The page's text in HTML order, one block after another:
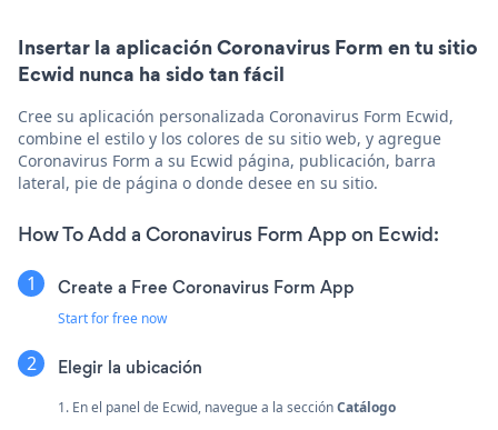
Insertar la aplicación Coronavirus Form en tu sitio
Ecwid nunca ha sido tan fácil
Cree su aplicación personalizada Coronavirus Form Ecwid,
combine el estilo y los colores de su sitio web, y agregue
Coronavirus Form a su Ecwid página, publicación, barra
lateral, pie de página o donde desee en su sitio.
How To Add a Coronavirus Form App on Ecwid:
Create a Free Coronavirus Form App
Start for free now
Elegir la ubicación
1. En el panel de Ecwid, navegue a la secciónCatálogo